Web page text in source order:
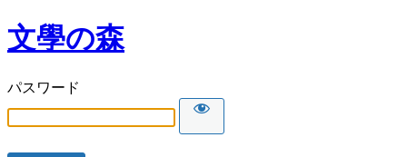
文學の森
パスワード